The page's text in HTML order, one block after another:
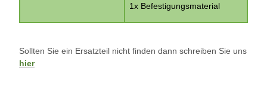
1x Befestigungsmaterial
Sollten Sie ein Ersatzteil nicht finden dann schreiben Sie uns
hier